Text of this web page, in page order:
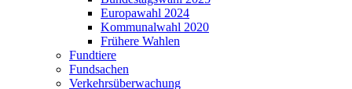
Europawahl 2024
Kommunalwahl 2020
Frühere Wahlen
Fundtiere
Fundsachen
Verkehrsüberwachung